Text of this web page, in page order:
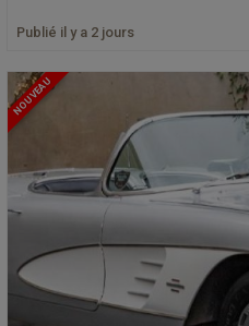
Publié il y a 2 jours
NOUVEAU